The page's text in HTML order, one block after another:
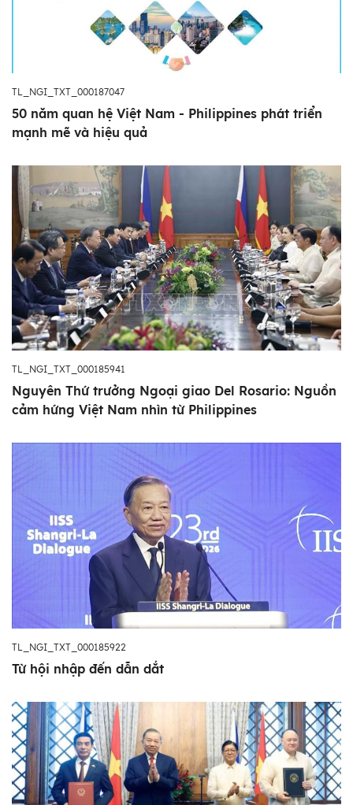
TL_NGI_TXT_000187047
50 năm quan hệ Việt Nam - Philippines phát triển
mạnh mẽ và hiệu quả
TL_NGI_TXT_000185941
Nguyên Thứ trưởng Ngoại giao Del Rosario: Nguồn
cảm hứng Việt Nam nhìn từ Philippines
TL_NGI_TXT_000185922
Từ hội nhập đến dẫn dắt